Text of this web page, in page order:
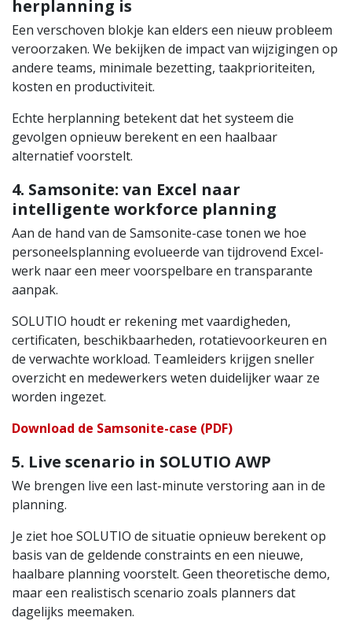
herplanning is
Een verschoven blokje kan elders een nieuw probleem
veroorzaken. We bekijken de impact van wijzigingen op
andere teams, minimale bezetting, taakprioriteiten,
kosten en productiviteit.
Echte herplanning betekent dat het systeem die
gevolgen opnieuw berekent en een haalbaar
alternatief voorstelt.
4. Samsonite: van Excel naar
intelligente workforce planning
Aan de hand van de Samsonite-case tonen we hoe
personeelsplanning evolueerde van tijdrovend Excel-
werk naar een meer voorspelbare en transparante
aanpak.
SOLUTIO houdt er rekening met vaardigheden,
certificaten, beschikbaarheden, rotatievoorkeuren en
de verwachte workload. Teamleiders krijgen sneller
overzicht en medewerkers weten duidelijker waar ze
worden ingezet.
Download de Samsonite-case (PDF)
5. Live scenario in SOLUTIO AWP
We brengen live een last-minute verstoring aan in de
planning.
Je ziet hoe SOLUTIO de situatie opnieuw berekent op
basis van de geldende constraints en een nieuwe,
haalbare planning voorstelt. Geen theoretische demo,
maar een realistisch scenario zoals planners dat
dagelijks meemaken.